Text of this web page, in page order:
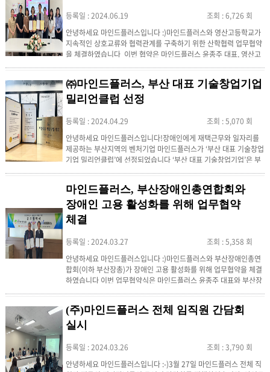
등록일 : 2024.06.19
조회 : 6,726 회
​안녕하세요 마인드플러스입니다 :)​마인드플러스와 영산고등학교가
지속적인 상호교류와 협력관계를 구축하기 위한 산학협력 업무협약
을 체결하였습니다 이번 협약은 마인드플러스 윤종주 대표, 영산고
등학교 정희정 교장 등 양기관 대표자가 참석한 가운데 협약이 체결
되었습니다협약에 따라 양 기관은 △산학 공동연구 △인적물적 교
류 △졸업생 취업정보 등을 통해 전문인재 양성과 지역 상생발전에
적극 협력하기로 하였습니다.​마인드플러스 윤종주 대표는 "업무협
㈜마인드플러스, 부산 대표 기술창업기업
밀리언클럽 선정
등록일 : 2024.04.29
조회 : 5,070 회
안녕하세요 마인드플러스입니다!​장애인에게 재택근무와 일자리를
제공하는 부산지역의 벤처기업 마인드플러스가 ‘부산 대표 기술창업
기업 밀리언클럽’에 선정되었습니다 ​‘부산 대표 기술창업기업’은 부
산창조경제혁신센터, 부산경제진흥원, 부산테크노파크 3개 기관의
협업을 통해 4개 클럽을 구성하여 부산의 창업기업을 지원하고 있으
며 2017년부터 시행되고 있습니다 특히 부산경제진흥원에서 운영
하는 '밀리언 클럽'은 연 매출 5억 이상의 우수 창업기업을 대상으로
부산 지역 내 성장 가능성이 높은 스타트업을 집중 육...
마인드플러스, 부산장애인총연합회와
장애인 고용 활성화를 위해 업무협약
체결
등록일 : 2024.03.27
조회 : 5,358 회
안녕하세요 마인드플러스입니다 :)​마인드플러스와 부산장애인총연
합회(이하 부산장총)가 장애인 고용 활성화를 위해 업무협약을 체결
하였습니다​ 이번 업무협약식은 마인드플러스 윤종주 대표와 부산장
애인총연합회 조창용 회장, 부산광역시정신보건가족협회 이이헌 회
장(부산장총 수석부회장), 부산심장장애인협회 김성득 회장(부산장
총 부회장), 부산광역시신장장애인협회 안규봉 회장(부산장총 부회
장), 부산지체장애인단체협의회 유영호 회장(부산장총 이사), 부산장
연합회 전현...
(주)마인드플러스 전체 임직원 간담회
실시
등록일 : 2024.03.26
조회 : 3,790 회
안녕하세요 마인드플러스입니다 :-)3월 27일 마인드플러스 전체 직